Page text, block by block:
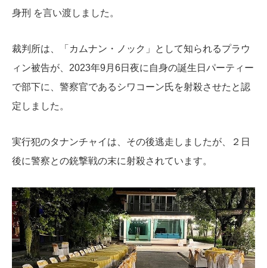
身刑 を言い渡しました。
裁判所は、「カムナン・ノック」として知られるプラウ
ィン被告が、2023年9月6日夜に自身の誕生日パーティー
で部下に、警察官であるシワコーン氏を射殺させたと認
定しました。
実行犯のタナンチャイは、その後逃走しましたが、２日
後に警察との銃撃戦の末に射殺されています。